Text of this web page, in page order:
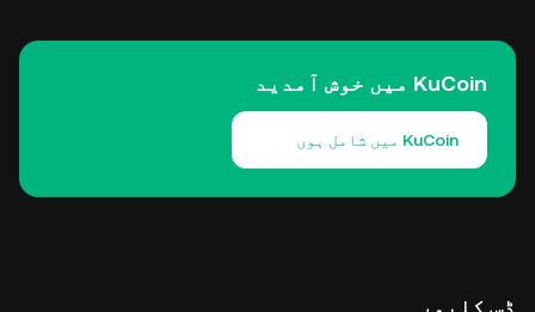
KuCoin میں خوش آمدید
KuCoin میں شامل ہوں
ڈس کلیمر